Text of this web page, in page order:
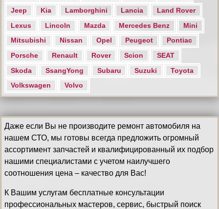
Jeep
Kia Lamborghini Lancia
Land Rover
Lexus
Lincoln Mazda Mercedes Benz
Mini
Mitsubishi
Nissan Opel Peugeot
Pontiac
Porsche
Renault Rover Scion
SEAT
Skoda
SsangYong Subaru Suzuki
Toyota
Volkswagen
Volvo
Даже если Вы не производите ремонт автомобиля на
нашем СТО, мы готовы всегда предложить огромный
ассортимент запчастей и квалифицированный их подбор
нашими специалистами с учетом наилучшего
соотношения цена – качество для Вас!
К Вашим услугам бесплатные консультации
профессиональных мастеров, сервис, быстрый поиск